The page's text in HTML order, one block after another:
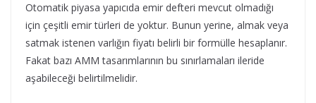
Otomatik piyasa yapıcıda emir defteri mevcut olmadığı
için çeşitli emir türleri de yoktur. Bunun yerine, almak veya
satmak istenen varlığın fiyatı belirli bir formülle hesaplanır.
Fakat bazı AMM tasarımlarının bu sınırlamaları ileride
aşabileceği belirtilmelidir.